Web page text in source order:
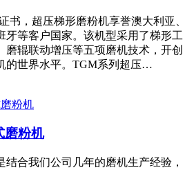
书，超压梯形磨粉机享誉澳大利亚、
牙等客户国家。该机型采用了梯形工
磨辊联动增压等五项磨机技术，开创
的世界水平。TGM系列超压…
磨粉机
结合我们公司几年的磨机生产经验，